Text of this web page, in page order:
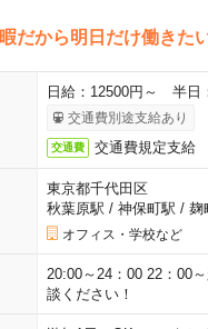
暇だから明日だけ働きた
日給：12500円～ 半日
交通費別途支給あり
交通費 交通費規定支給
東京都千代田区
秋葉原駅 / 神保町駅 / 麹
オフィス・学校など
20:00～24：00 22：00
談ください！